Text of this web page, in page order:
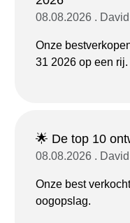
08.08.2026 . David
Onze
31 2026 op een rij.
🌟 De top 10
08.08.2026 . David
Onze best
oogopslag.